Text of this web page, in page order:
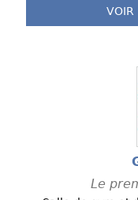
VOIR
Le